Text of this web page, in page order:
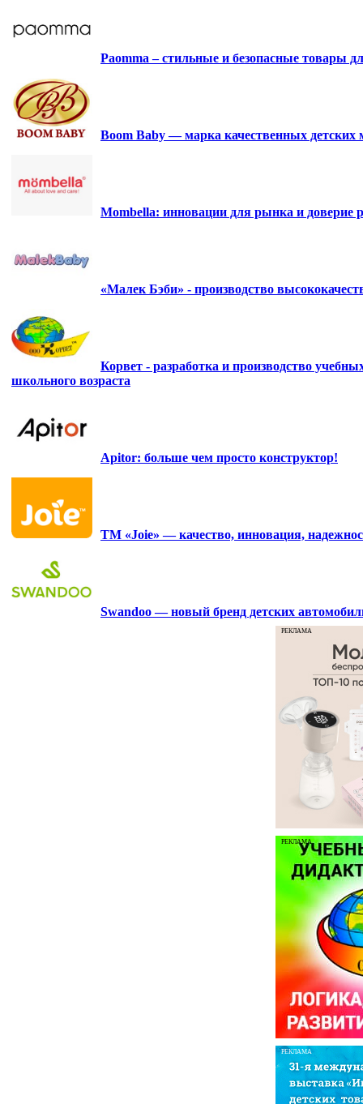
Paomma – стильные и безопасные товары
Boom Baby — марка качественных детских
Mombella: инновации для рынка и доверие
«Малек Бэби» - производство
Корвет - разработка и производство
школьного возраста
Apitor: больше чем просто конструктор!
ТМ «Joie» — качество, инновация,
Swandoo — новый бренд детских
РЕКЛАМА
РЕКЛАМА
РЕКЛАМА